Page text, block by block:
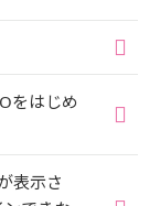
をはじめ
表示さ